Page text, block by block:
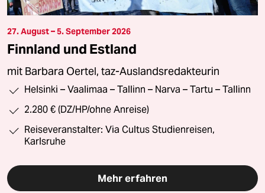
27. August – 5. September 2026
Finnland und Estland
mit Barbara Oertel, taz-Auslandsredakteurin
Helsinki – Vaalimaa – Tallinn – Narva – Tartu – Tallinn
2.280 € (DZ/HP/ohne Anreise)
Reiseveranstalter: Via Cultus Studienreisen,
Karlsruhe
Mehr erfahren